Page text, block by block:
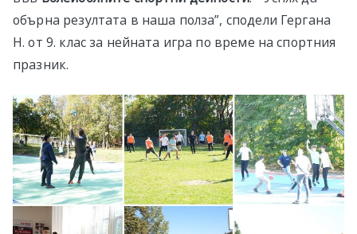
обърна резултата в наша полза”, сподели Гергана
Н. от 9. клас за нейната игра по време на спортния
празник.